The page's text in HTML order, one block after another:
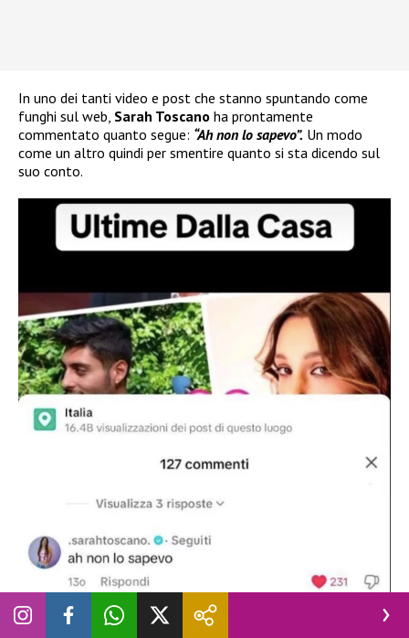
In uno dei tanti video e post che stanno spuntando come
funghi sul web, Sarah Toscano ha prontamente
commentato quanto segue: “Ah non lo sapevo”. Un modo
come un altro quindi per smentire quanto si sta dicendo sul
suo conto.